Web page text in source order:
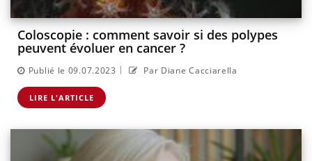
Coloscopie : comment savoir si des polypes
peuvent évoluer en cancer ?
Publié le 09.07.2023 | Par Diane Cacciarella
LIRE L'ARTICLE